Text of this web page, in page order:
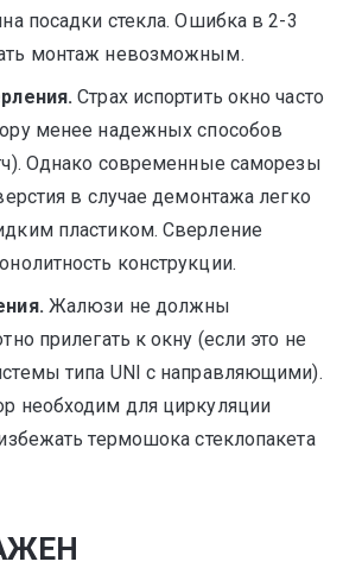
посадки стекла. Ошибка в 2-3
монтаж невозможным.
Страх испортить окно часто
менее надежных способов
Однако современные саморезы
в случае демонтажа легко
пластиком. Сверление
конструкции.
Жалюзи не должны
прилегать к окну (если это не
типа UNI с направляющими).
необходим для циркуляции
термошока стеклопакета